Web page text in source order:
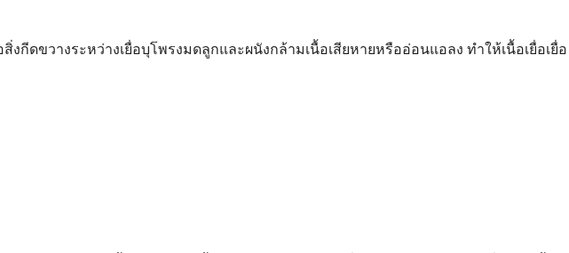
ดขวางระหว่างเยื่อบุโพรงมดลูกและผนังกล้ามเนื้อเสียหายหรืออ่อนแอลง ทำให้เนื้อเยื่อเยื่อ